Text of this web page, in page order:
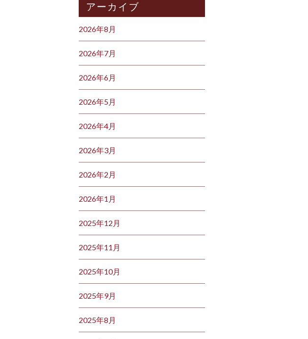
アーカイブ
2026年8月
2026年7月
2026年6月
2026年5月
2026年4月
2026年3月
2026年2月
2026年1月
2025年12月
2025年11月
2025年10月
2025年9月
2025年8月